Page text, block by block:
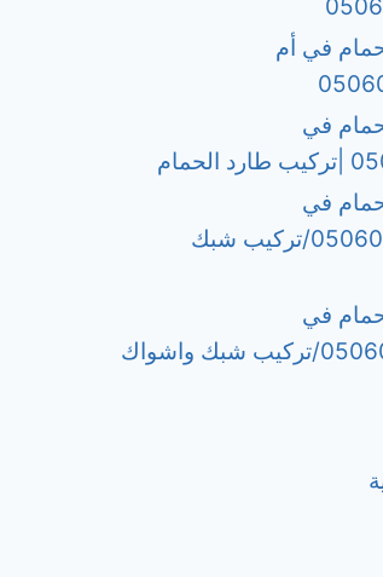
في أم
في
في
الشارقة/0506025079/تركيب شبك
في
عجمان/0506025079/تركيب شبك واشواك